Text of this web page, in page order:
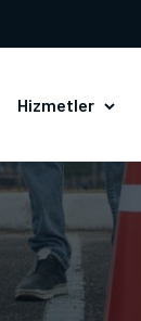
Hizmetler